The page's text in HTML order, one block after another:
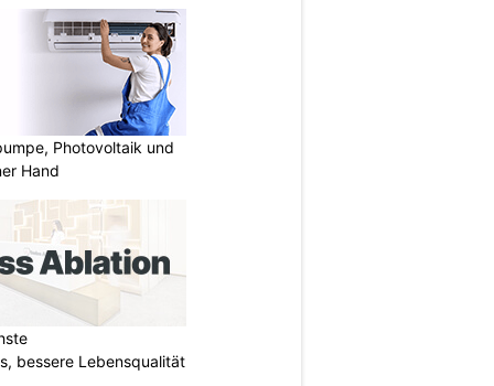
Photovoltaik und
Hand
bessere Lebensqualität